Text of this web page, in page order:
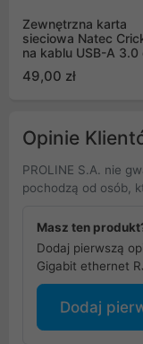
Zewnętrzna karta
sieciowa Natec
na kablu USB-A 3.0
49,00 zł
Opinie
PROLINE S.A. nie
pochodzą od osób,
Masz ten
Dodaj pierwszą
Gigabit ethernet
Dodaj